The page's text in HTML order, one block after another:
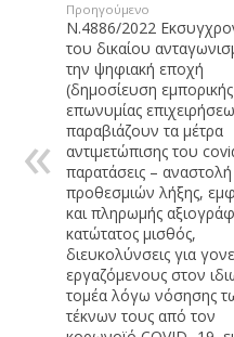
Προηγούμενο
Ν.4886/2022
του δικαίου
την ψηφιακή εποχή
(δημοσίευση εμπορικής
επωνυμίας
παραβιάζουν τα μέτρα
αντιμετώπισης του
παρατάσεις – αναστολή
προθεσμιών λήξης,
και πληρωμής
κατώτατος μισθός,
διευκολύνσεις για
εργαζόμενους στον
τομέα λόγω νόσησης
τέκνων τους από τον